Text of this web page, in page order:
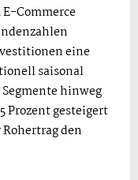
Commerce
eine
saisonal
hinweg
Prozent gesteigert
den